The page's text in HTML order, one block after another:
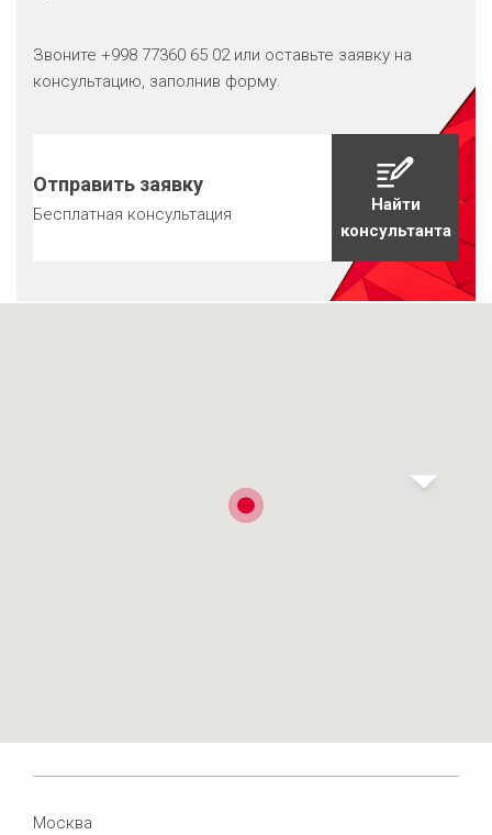
Звоните +998 77360 65 02 или оставьте заявку на
консультацию, заполнив форму.
Отправить заявку
Бесплатная консультация
Найти
консультанта
Москва